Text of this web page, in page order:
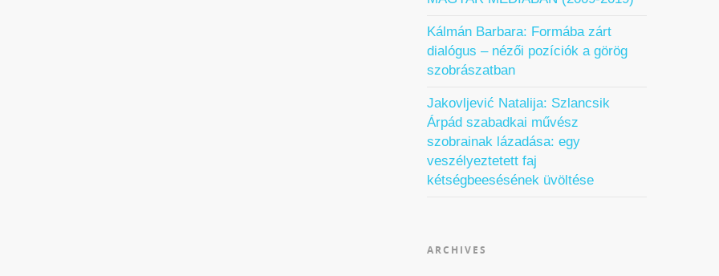
Kálmán Barbara: Formába zárt
dialógus – nézői pozíciók a görög
szobrászatban
Jakovljević Natalija: Szlancsik
Árpád szabadkai művész
szobrainak lázadása: egy
veszélyeztetett faj
kétségbeesésének üvöltése
ARCHIVES